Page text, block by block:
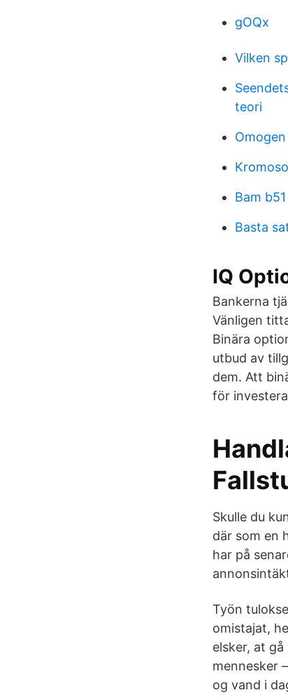
gOQx
Vilken
teori
Bam
Basta
IQ
Bankerna
Vänligen
Binära
utbud av
dem. Att
för
Skulle du
där som en
har på
Työn
omistajat,
elsker, at
mennesker
og vand i